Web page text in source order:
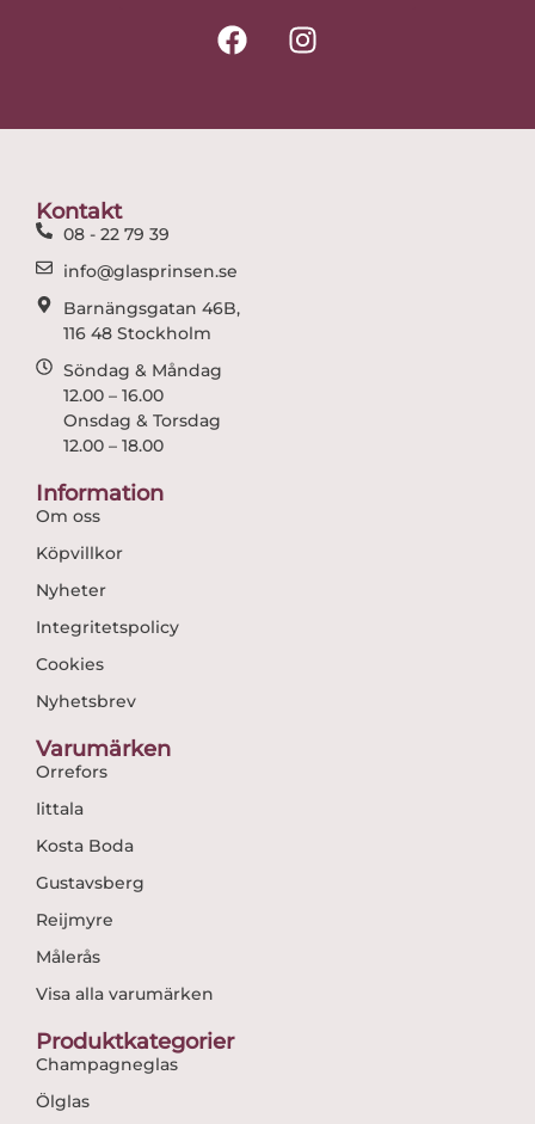
F
a
I
n
Kontakt
08 - 22 79 39
info@glasprinsen.se
Barnängsgatan 46B,
116 48 Stockholm
Söndag & Måndag
12.00 – 16.00
Onsdag & Torsdag
12.00 – 18.00
Information
Om oss
Köpvillkor
Nyheter
Integritetspolicy
Cookies
Nyhetsbrev
Varumärken
Orrefors
Iittala
Kosta Boda
Gustavsberg
Reijmyre
Målerås
Visa alla varumärken
Produktkategorier
Champagneglas
Ölglas